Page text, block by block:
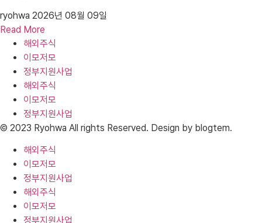
ryohwa 2026년 08월 09일
Read More
해외주식
이모저모
정부지원사업
해외주식
이모저모
정부지원사업
© 2023 Ryohwa All rights Reserved. Design by blogtem.
해외주식
이모저모
정부지원사업
해외주식
이모저모
정부지원사업